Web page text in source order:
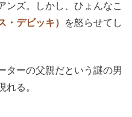
ンズ。しかし、ひょんなこ
・デビッキ）
を怒らせてし
ターの父親だという謎の男
れる。